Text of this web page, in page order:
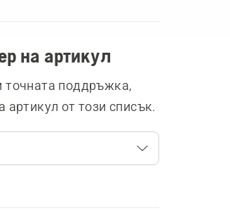
на артикул
поддръжка,
артикул от този списък.